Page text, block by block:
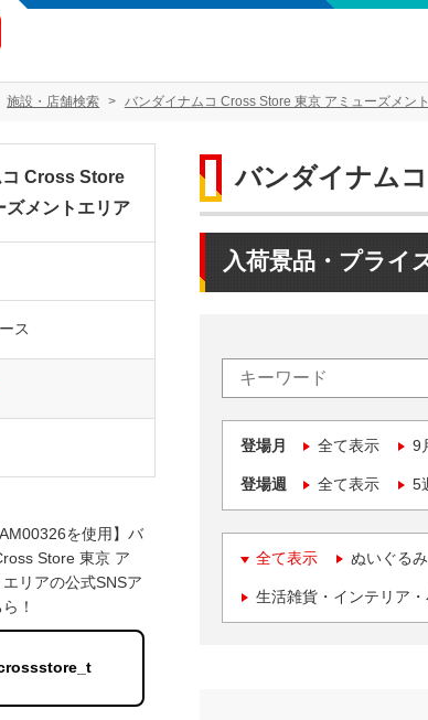
施設・店舗検索 バンダイナムコ Cross Store 東京 アミューズメン
バンダイナム
入荷景品・プライ
登場月 全て表示 9
登場週 全て表示 5
全て表示 ぬいぐる
生活雑貨・インテリア
コ Cross Store
ズメントエリア
ス
を使用】バ
Store 東京 ア
リアの公式SNSア
！